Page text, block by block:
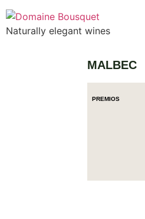
Naturally elegant wines
MALBEC
PREMIOS